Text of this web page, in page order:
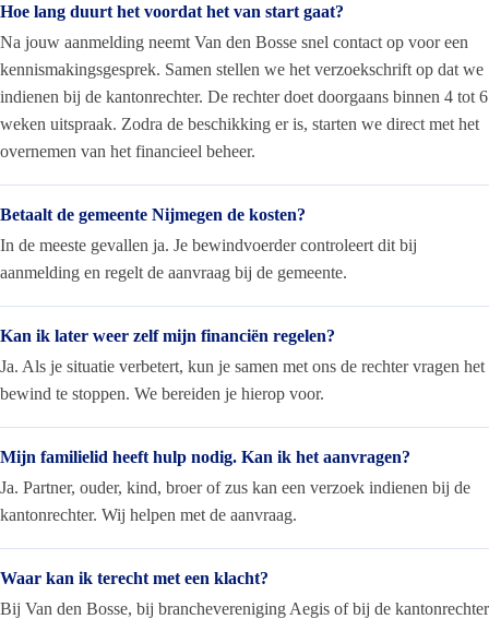
Hoe lang duurt het voordat het van start gaat?
Na jouw aanmelding neemt Van den Bosse snel contact op voor een
kennismakingsgesprek. Samen stellen we het verzoekschrift op dat we
indienen bij de kantonrechter. De rechter doet doorgaans binnen 4 tot 6
weken uitspraak. Zodra de beschikking er is, starten we direct met het
overnemen van het financieel beheer.
Betaalt de gemeente Nijmegen de kosten?
In de meeste gevallen ja. Je bewindvoerder controleert dit bij
aanmelding en regelt de aanvraag bij de gemeente.
Kan ik later weer zelf mijn financiën regelen?
Ja. Als je situatie verbetert, kun je samen met ons de rechter vragen het
bewind te stoppen. We bereiden je hierop voor.
Mijn familielid heeft hulp nodig. Kan ik het aanvragen?
Ja. Partner, ouder, kind, broer of zus kan een verzoek indienen bij de
kantonrechter. Wij helpen met de aanvraag.
Waar kan ik terecht met een klacht?
Bij Van den Bosse, bij branchevereniging Aegis of bij de kantonrechter